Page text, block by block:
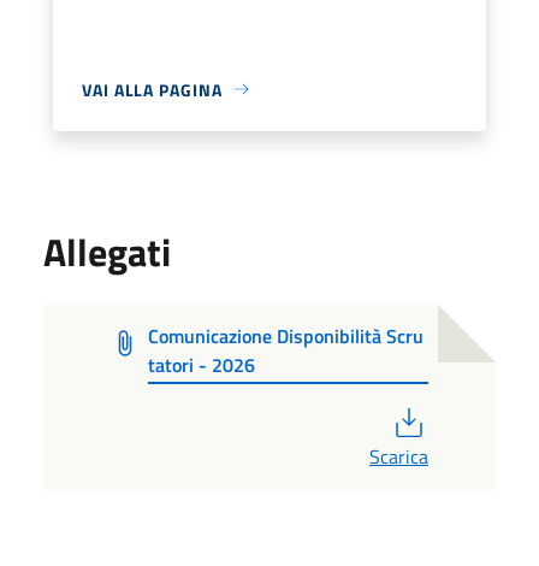
VAI ALLA PAGINA
Allegati
Comunicazione Disponibilità Scru
tatori - 2026
Scarica